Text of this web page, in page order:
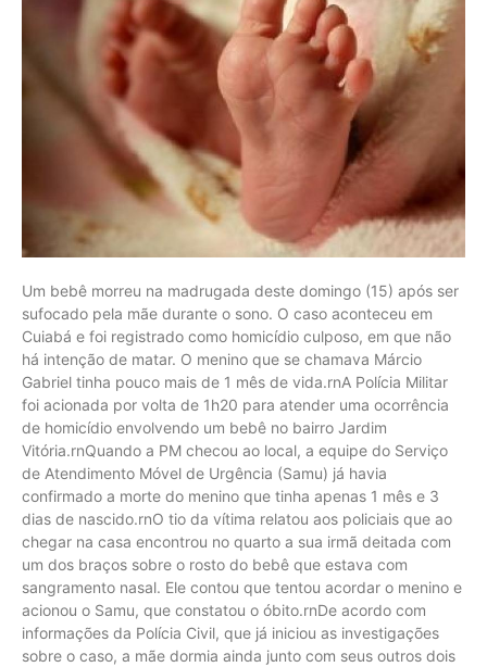
Um bebê morreu na madrugada deste domingo (15) após ser
sufocado pela mãe durante o sono. O caso aconteceu em
Cuiabá e foi registrado como homicídio culposo, em que não
há intenção de matar. O menino que se chamava Márcio
Gabriel tinha pouco mais de 1 mês de vida.rnA Polícia Militar
foi acionada por volta de 1h20 para atender uma ocorrência
de homicídio envolvendo um bebê no bairro Jardim
Vitória.rnQuando a PM checou ao local, a equipe do Serviço
de Atendimento Móvel de Urgência (Samu) já havia
confirmado a morte do menino que tinha apenas 1 mês e 3
dias de nascido.rnO tio da vítima relatou aos policiais que ao
chegar na casa encontrou no quarto a sua irmã deitada com
um dos braços sobre o rosto do bebê que estava com
sangramento nasal. Ele contou que tentou acordar o menino e
acionou o Samu, que constatou o óbito.rnDe acordo com
informações da Polícia Civil, que já iniciou as investigações
sobre o caso, a mãe dormia ainda junto com seus outros dois